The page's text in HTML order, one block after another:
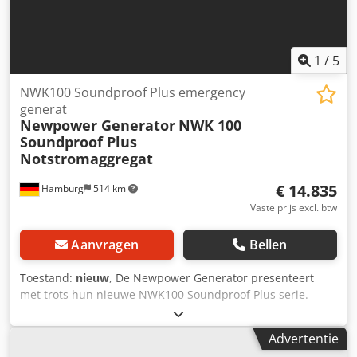
1 / 5
Hamburg 514 km
NWK100 Soundproof Plus emergency
generat
Newpower Generator NWK 100
Soundproof Plus
Notstromaggregat
€ 14.835
Vaste prijs excl. btw
Aanvragen Bellen
Toestand: nieuw, De Newpower Generator presenteert
met trots hun nieuwe NWK100 Soundproof Plus serie.
Deze generatorsets zijn voorzien van extra
geluidsgordijnen in de cabines, die een geluidsreductie
van 15 procent garanderen ten opzichte van deAdvertentie